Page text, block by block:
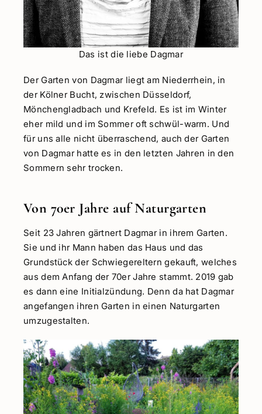
Das ist die liebe Dagmar
Der Garten von Dagmar liegt am Niederrhein, in
der Kölner Bucht, zwischen Düsseldorf,
Mönchengladbach und Krefeld. Es ist im Winter
eher mild und im Sommer oft schwül-warm. Und
für uns alle nicht überraschend, auch der Garten
von Dagmar hatte es in den letzten Jahren in den
Sommern sehr trocken.
Von 70er Jahre auf Naturgarten
Seit 23 Jahren gärtnert Dagmar in ihrem Garten.
Sie und ihr Mann haben das Haus und das
Grundstück der Schwiegereltern gekauft, welches
aus dem Anfang der 70er Jahre stammt. 2019 gab
es dann eine Initialzündung. Denn da hat Dagmar
angefangen ihren Garten in einen Naturgarten
umzugestalten.